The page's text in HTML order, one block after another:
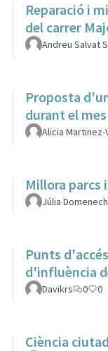
Reparació i
del carrer
Andreu Salvat
Proposta
durant el
Alicia Martinez-
Millora parcs
Júlia Domenech
Punts
d'influència
Davikrs 0 0
Ciència